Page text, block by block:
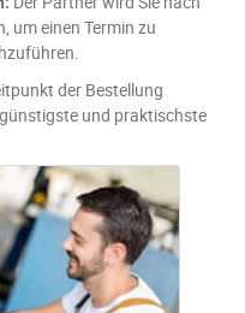
um einen Termin zu
der Bestellung
und praktischste